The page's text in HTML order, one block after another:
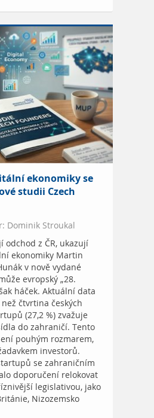
ekonomiky se
studii Czech
Dominik Stroukal
odchod z ČR, ukazují
ekonomiky Martin
v nově vydané
evropský „28.
háček. Aktuální data
čtvrtina českých
(27,2 %) zvažuje
do zahraničí. Tento
pouhým rozmarem,
investorů.
se zahraničním
doporučení relokovat
legislativou, jako
Nizozemsko